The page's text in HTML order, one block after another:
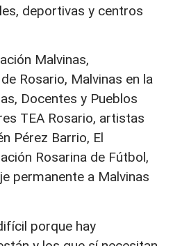
deportivas y centros
Malvinas,
Rosario, Malvinas en la
Docentes y Pueblos
TEA Rosario, artistas
Pérez Barrio, El
Rosarina de Fútbol,
permanente a Malvinas
porque hay